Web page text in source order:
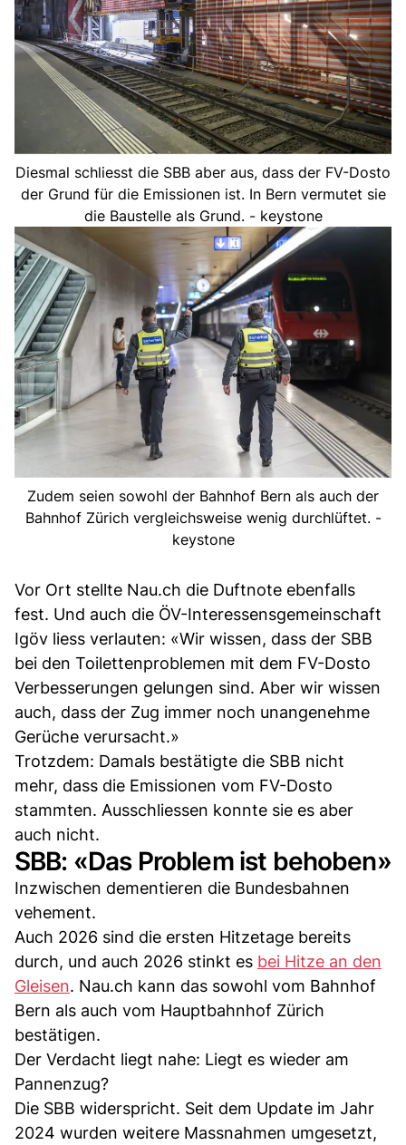
Diesmal schliesst die SBB aber aus, dass der FV-Dosto
der Grund für die Emissionen ist. In Bern vermutet sie
die Baustelle als Grund. - keystone
Zudem seien sowohl der Bahnhof Bern als auch der
Bahnhof Zürich vergleichsweise wenig durchlüftet. -
keystone
Vor Ort stellte Nau.ch die Duftnote ebenfalls
fest. Und auch die ÖV-Interessensgemeinschaft
Igöv liess verlauten: «Wir wissen, dass der SBB
bei den Toilettenproblemen mit dem FV-Dosto
Verbesserungen gelungen sind. Aber wir wissen
auch, dass der Zug immer noch unangenehme
Gerüche verursacht.»
Trotzdem: Damals bestätigte die SBB nicht
mehr, dass die Emissionen vom FV-Dosto
stammten. Ausschliessen konnte sie es aber
auch nicht.
SBB: «Das Problem ist behoben»
Inzwischen dementieren die Bundesbahnen
vehement.
Auch 2026 sind die ersten Hitzetage bereits
durch, und auch 2026 stinkt es bei Hitze an den
Gleisen. Nau.ch kann das sowohl vom Bahnhof
Bern als auch vom Hauptbahnhof Zürich
bestätigen.
Der Verdacht liegt nahe: Liegt es wieder am
Pannenzug?
Die SBB widerspricht. Seit dem Update im Jahr
2024 wurden weitere Massnahmen umgesetzt,